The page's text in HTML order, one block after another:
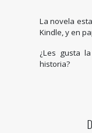
La novela
Kindle, y en
¿Les gusta
historia?